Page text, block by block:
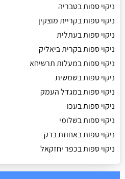
ניקוי ספות בטבריה
ניקוי ספות בקריית מוצקין
ניקוי ספות בעתלית
ניקוי ספות בקרית ביאליק
ניקוי ספות במעלות תרשיחא
ניקוי ספות בשמשית
ניקוי ספות במגדל העמק
ניקוי ספות בעכו
ניקוי ספות בשלומי
ניקוי ספות באחוזת ברק
ניקוי ספות בכפר יחזקאל